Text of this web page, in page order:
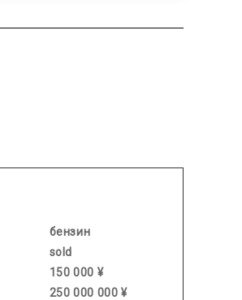
бензин
sold
150 000 ¥
250 000 000 ¥